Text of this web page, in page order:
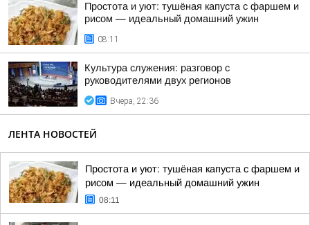
Простота и уют: тушёная капуста с фаршем и
рисом — идеальный домашний ужин
08:11
Культура служения: разговор с
руководителями двух регионов
Вчера, 22:36
ЛЕНТА НОВОСТЕЙ
Простота и уют: тушёная капуста с фаршем и
рисом — идеальный домашний ужин
08:11